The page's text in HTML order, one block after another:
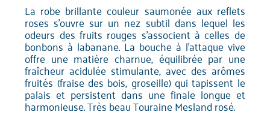
La robe brillante couleur saumonée aux reflets
roses s'ouvre sur un nez subtil dans lequel les
odeurs des fruits rouges s'associent à celles de
bonbons à labanane. La bouche à l'attaque vive
offre une matière charnue, équilibrée par une
fraîcheur acidulée stimulante, avec des arômes
fruités (fraise des bois, groseille) qui tapissent le
palais et persistent dans une finale longue et
harmonieuse. Très beau Touraine Mesland rosé.